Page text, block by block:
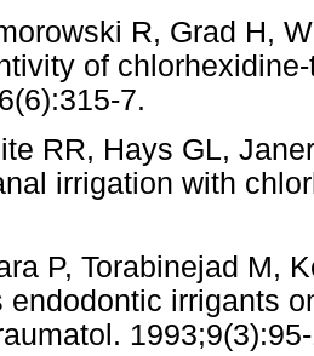
R, Grad H,
of
7.
RR, Hays GL,
irrigation with
P, Torabinejad M,
endodontic irrigants